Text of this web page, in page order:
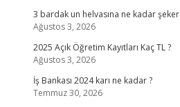
3 bardak un helvasına ne kadar
Ağustos 3, 2026
2025 Açık Öğretim Kayıtları Kaç TL ?
Ağustos 3, 2026
İş Bankası 2024 karı ne kadar ?
Temmuz 30, 2026